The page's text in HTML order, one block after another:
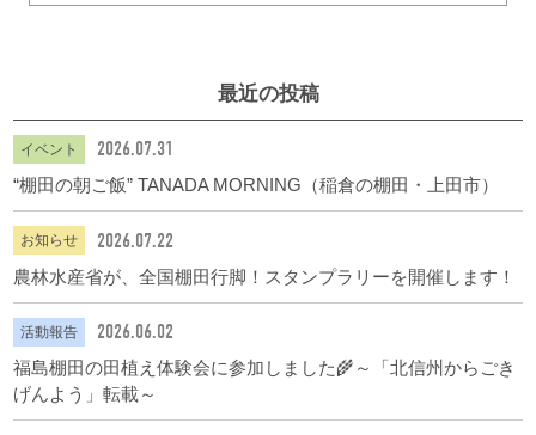
最近の投稿
イベント 2026.07.31
“棚田の朝ご飯” TANADA MORNING（稲倉の棚田・上田市）
お知らせ 2026.07.22
農林水産省が、全国棚田行脚！スタンプラリーを開催します！
活動報告 2026.06.02
福島棚田の田植え体験会に参加しました🌾～「北信州からごき
げんよう」転載～